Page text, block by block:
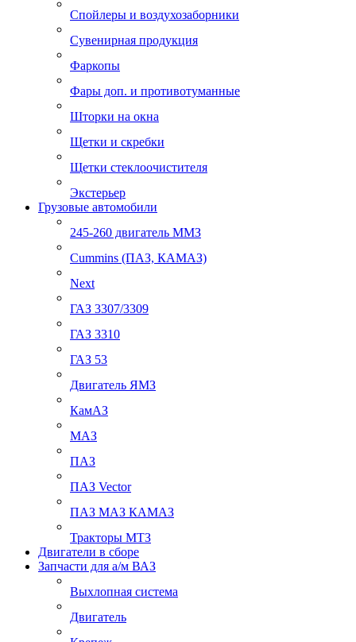
Спойлеры и воздухозаборники
Сувенирная продукция
Фаркопы
Фары доп. и противотуманные
Шторки на окна
Щетки и скребки
Щетки стеклоочистителя
Экстерьер
Грузовые автомобили
245-260 двигатель ММЗ
Cummins (ПАЗ, КАМАЗ)
Next
ГАЗ 3307/3309
ГАЗ 3310
ГАЗ 53
Двигатель ЯМЗ
КамАЗ
МАЗ
ПАЗ
ПАЗ Vector
ПАЗ МАЗ КАМАЗ
Тракторы МТЗ
Двигатели в сборе
Запчасти для а/м ВАЗ
Выхлопная система
Двигатель